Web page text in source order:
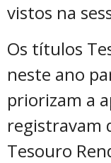
vistos na
Os títulos
neste ano
priorizam a
registravam
Tesouro